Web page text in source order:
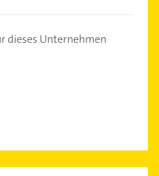
dieses Unternehmen